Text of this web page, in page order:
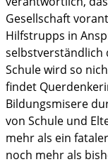
Gesellschaft
Hilfstrupps in
selbstverständlich
Schule wird so
findet
Bildungsmisere
von Schule und
mehr als ein
noch mehr als